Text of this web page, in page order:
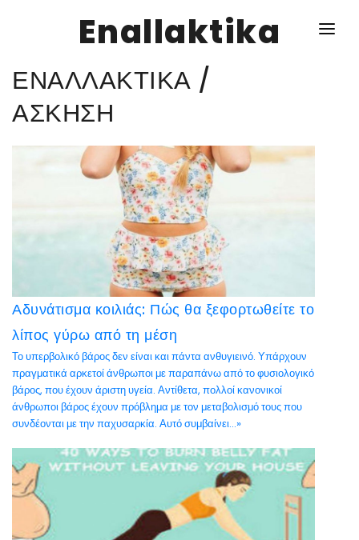
Enallaktika
NEWS
ΣΥΝΤΑΓΕΣ
ΣΧΕΣΕΙΣ
ΚΑΛΛΙΕΡΓΕΙΕΣ
ΕΝΑΛΛΑΚΤΙΚΑ /
ΑΣΚΗΣΗ
Αδυνάτισμα κοιλιάς: Πώς θα ξεφορτωθείτε το
λίπος γύρω από τη μέση
Το υπερβολικό βάρος δεν είναι και πάντα ανθυγιεινό. Υπάρχουν
πραγματικά αρκετοί άνθρωποι με παραπάνω από το φυσιολογικό
βάρος, που έχουν άριστη υγεία. Αντίθετα, πολλοί κανονικοί
άνθρωποι βάρος έχουν πρόβλημα με τον μεταβολισμό τους που
συνδέονται με την παχυσαρκία. Αυτό συμβαίνει...»